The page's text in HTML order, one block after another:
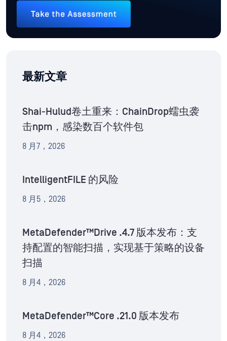
最新文章
Shai-Hulud卷土重来：ChainDrop蠕虫袭
击npm，感染数百个软件包
8 月7，2026
IntelligentFILE 的风险
8 月5，2026
MetaDefender™Drive .4.7 版本发布：支
持配置的智能扫描，实现基于策略的设备
扫描
8 月4，2026
MetaDefender™Core .21.0 版本发布
8 月4，2026